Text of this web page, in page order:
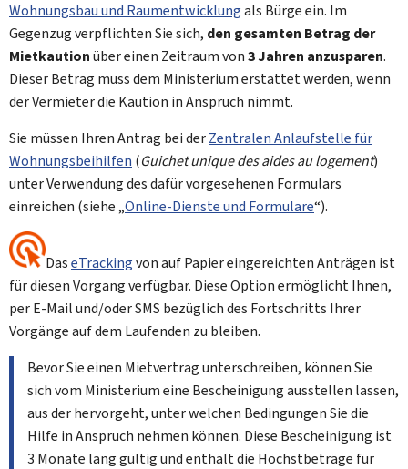
Wohnungsbau und Raumentwicklungals Bürge ein. Im
Gegenzug verpflichten Sie sich, den gesamten Betrag der
Mietkautionüber einen Zeitraum von3 Jahren anzusparen.
Dieser Betrag muss dem Ministerium erstattet werden, wenn
der Vermieter die Kaution in Anspruch nimmt.
Sie müssen Ihren Antrag bei derZentralen Anlaufstelle für
Wohnungsbeihilfen (Guichet unique des aides au logement)
unter Verwendung des dafür vorgesehenen Formulars
einreichen (siehe „Online-Dienste und Formulare“).
DaseTrackingvon auf Papier eingereichten Anträgen ist
für diesen Vorgang verfügbar. Diese Option ermöglicht Ihnen,
per E-Mail und/oder SMS bezüglich des Fortschritts Ihrer
Vorgänge auf dem Laufenden zu bleiben.
Bevor Sie einen Mietvertrag unterschreiben, können Sie
sich vom Ministerium eine Bescheinigung ausstellen lassen,
aus der hervorgeht, unter welchen Bedingungen Sie die
Hilfe in Anspruch nehmen können. Diese Bescheinigung ist
3 Monate lang gültig und enthält die Höchstbeträge für